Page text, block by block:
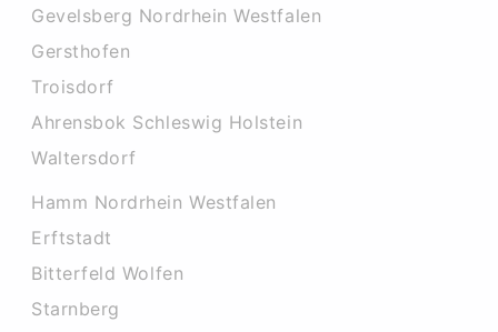
Gevelsberg Nordrhein Westfalen
Gersthofen
Troisdorf
Ahrensbok Schleswig Holstein
Waltersdorf
Hamm Nordrhein Westfalen
Erftstadt
Bitterfeld Wolfen
Starnberg